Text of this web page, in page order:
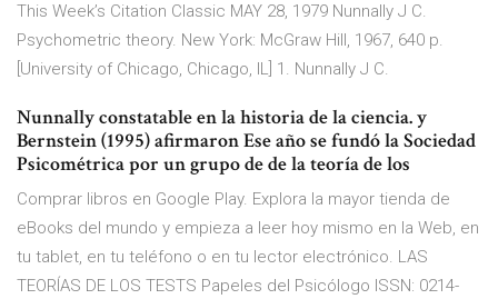
This Week’s Citation Classic MAY 28, 1979 Nunnally J C.
Psychometric theory. New York: McGraw Hill, 1967, 640 p.
[University of Chicago, Chicago, IL] 1. Nunnally J C.
Nunnally constatable en la historia de la ciencia. y
Bernstein (1995) afirmaron Ese año se fundó la Sociedad
Psicométrica por un grupo de de la teoría de los
Comprar libros en Google Play. Explora la mayor tienda de
eBooks del mundo y empieza a leer hoy mismo en la Web, en
tu tablet, en tu teléfono o en tu lector electrónico. LAS
TEORÍAS DE LOS TESTS Papeles del Psicólogo ISSN: 0214-